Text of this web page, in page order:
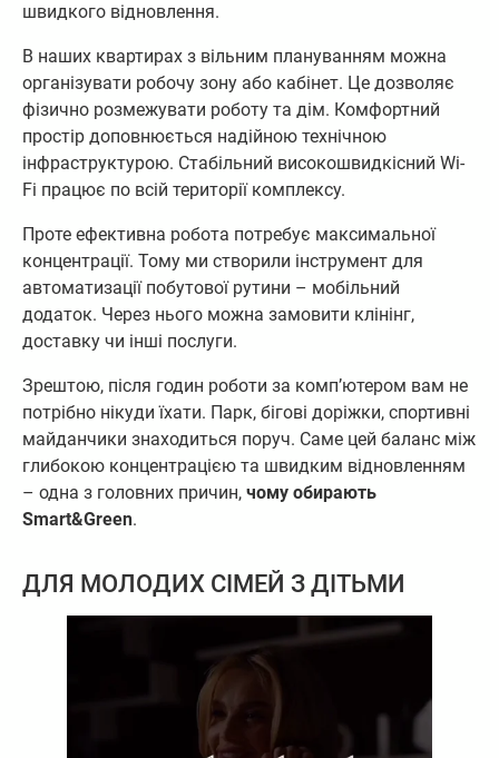
швидкого відновлення.
В наших квартирах з вільним плануванням можна
організувати робочу зону або кабінет. Це дозволяє
фізично розмежувати роботу та дім. Комфортний
простір доповнюється надійною технічною
інфраструктурою. Стабільний високошвидкісний Wi-
Fi працює по всій території комплексу.
Проте ефективна робота потребує максимальної
концентрації. Тому ми створили інструмент для
автоматизації побутової рутини – мобільний
додаток. Через нього можна замовити клінінг,
доставку чи інші послуги.
Зрештою, після годин роботи за комп’ютером вам не
потрібно нікуди їхати. Парк, бігові доріжки, спортивні
майданчики знаходиться поруч. Саме цей баланс між
глибокою концентрацією та швидким відновленням
– одна з головних причин, чому обирають
Smart&Green.
ДЛЯ МОЛОДИХ СІМЕЙ З ДІТЬМИ